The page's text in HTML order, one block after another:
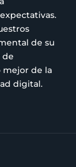
de su
de
mejor de la
digital.